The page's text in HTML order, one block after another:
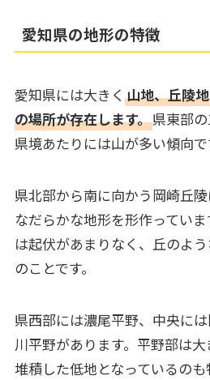
愛知県の地形の特徴
愛知県には大きく 山地、丘陵
の場所が存在します。県東部
県境あたりには山が多い傾向で
県北部から南に向かう岡崎丘陵
なだらかな地形を形作ってい
は起伏があまりなく、丘のよ
のことです。
県西部には濃尾平野、中央に
川平野があります。平野部は
堆積した低地となっているの